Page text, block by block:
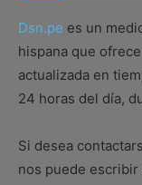
Dsn.pe es un
hispana que
actualizada en
24 horas del día,
Si desea
nos puede